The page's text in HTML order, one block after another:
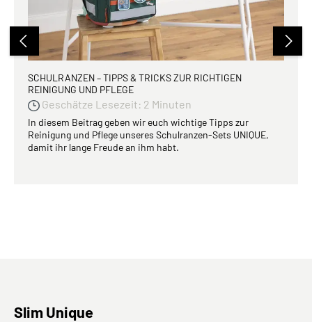
SCHULRANZEN – TIPPS & TRICKS ZUR RICHTIGEN
REINIGUNG UND PFLEGE
Geschätze Lesezeit: 2 Minuten
In diesem Beitrag geben wir euch wichtige Tipps zur
Reinigung und Pflege unseres Schulranzen-Sets UNIQUE,
damit ihr lange Freude an ihm habt.
Produktgalerie überspringen
Slim Unique